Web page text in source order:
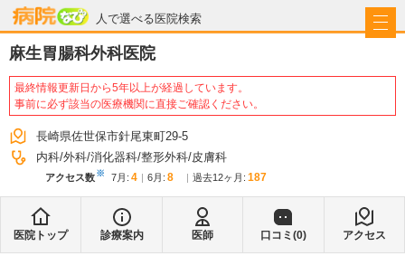
人で選べる医院検索
病院なび
麻生胃腸科外科医院
最終情報更新日から5年以上が経過しています。
事前に必ず該当の医療機関に直接ご確認ください。
長崎県佐世保市針尾東町29-5
内科 外科 消化器科 整形外科 皮膚科
アクセス数※ 7月 : 4 6月 : 8 過去12ヶ月: 187
医院トップ 診療案内 医師 口コミ(0) アクセス